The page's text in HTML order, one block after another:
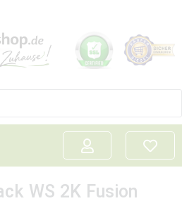
WS 2K Fusion